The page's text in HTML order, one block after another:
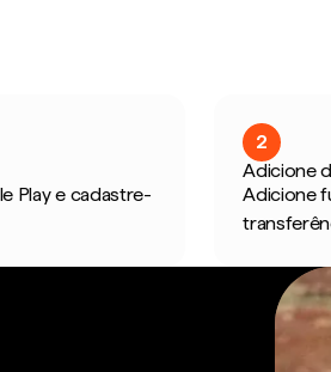
Play e cadastre-
2
Adicione
Adicione